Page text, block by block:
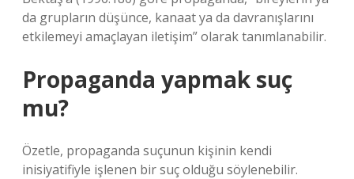
da grupların düşünce, kanaat ya da davranışlarını
etkilemeyi amaçlayan iletişim” olarak tanımlanabilir.
Propaganda yapmak suç
mu?
Özetle, propaganda suçunun kişinin kendi
inisiyatifiyle işlenen bir suç olduğu söylenebilir.